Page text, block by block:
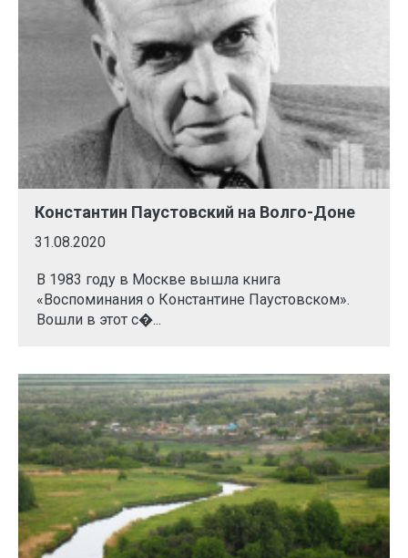
Константин Паустовский на Волго-Доне
31.08.2020
В 1983 году в Москве вышла книга
«Воспоминания о Константине Паустовском».
Вошли в этот с�...